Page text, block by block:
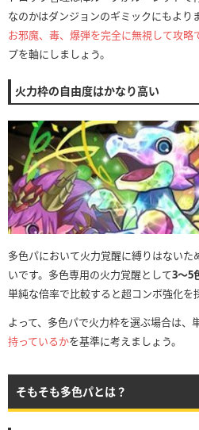
なのかはダンジョンのギミックにもより
お邪魔、毒、爆弾を完全に無視して攻略
プを軸にしましょう。
火力枠の自由度はかなり高い
多色パにおいて火力覚醒に縛りはない
いです。多色専用の火力覚醒として3〜5
単純な倍率で比較すると超コンボ強化を
よって、多色パで火力枠を選ぶ場合は、
持っているかを基準に考えましょう。
そもそも多色パとは？